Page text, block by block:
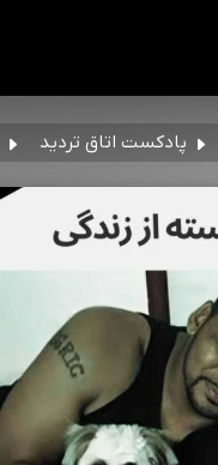
پادکست اتاق تردید